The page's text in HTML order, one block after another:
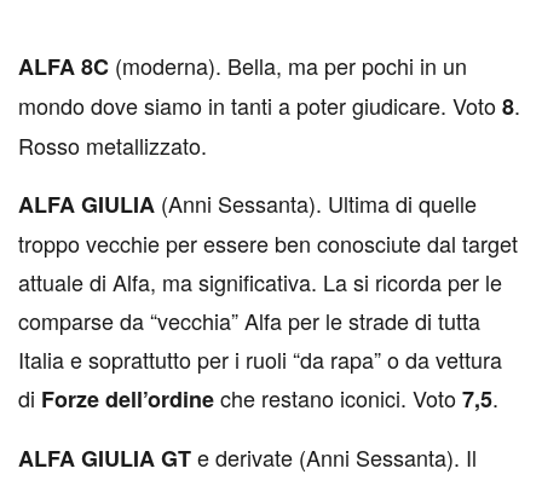
ALFA 8C (moderna). Bella, ma per pochi in un
mondo dove siamo in tanti a poter giudicare. Voto8.
Rosso metallizzato.
ALFA GIULIA (Anni Sessanta). Ultima di quelle
troppo vecchie per essere ben conosciute dal target
attuale di Alfa, ma significativa. La si ricorda per le
comparse da “vecchia” Alfa per le strade di tutta
Italia e soprattutto per i ruoli “da rapa” o da vettura
di Forze dell’ordineche restano iconici. Voto7,5.
ALFA GIULIA GTe derivate (Anni Sessanta). Il